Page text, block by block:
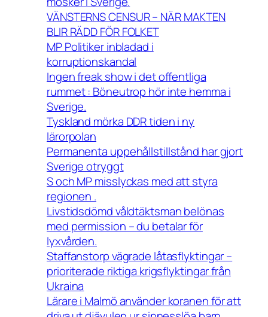
VÄNSTERNS CENSUR – NÄR MAKTEN
BLIR RÄDD FÖR FOLKET
MP Politiker inbladad i
korruptionskandal
Ingen freak show i det offentliga
rummet : Böneutrop hör inte hemma i
Sverige.
Tyskland mörka DDR tiden i ny
lärorpolan
Permanenta uppehållstillstånd har gjort
Sverige otryggt
S och MP misslyckas med att styra
regionen .
Livstidsdömd våldtäktsman belönas
med permission – du betalar för
lyxvården.
Staffanstorp vägrade låtasflyktingar –
prioriterade riktiga krigsflyktingar från
Ukraina
Lärare i Malmö använder koranen för att